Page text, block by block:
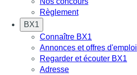
Règlement
BX1
Connaître BX1
Annonces et offres d'emploi
Regarder et écouter BX1
Adresse